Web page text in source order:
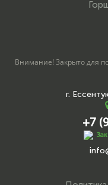
Внимание! Закрыто для
г.
+7